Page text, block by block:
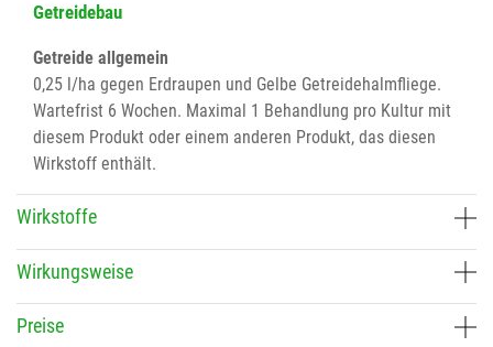
Getreidebau
Getreide allgemein
0,25 l/ha gegen Erdraupen und Gelbe Getreidehalmfliege.
Wartefrist 6 Wochen. Maximal 1 Behandlung pro Kultur mit
diesem Produkt oder einem anderen Produkt, das diesen
Wirkstoff enthält.
Wirkstoffe
Wirkungsweise
Preise